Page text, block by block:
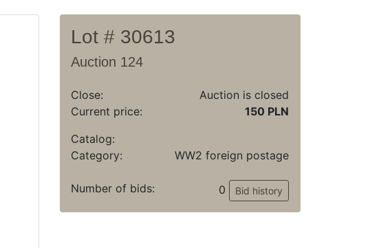
Lot # 30613
Auction 124
Close:
Auction is closed
Current price:
150 PLN
Catalog:
Category:
WW2 foreign postage
Number of bids: 0 Bid history